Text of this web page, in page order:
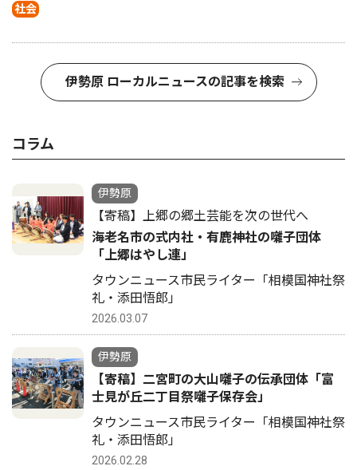
社会
伊勢原 ローカルニュースの記事を検索
コラム
伊勢原
【寄稿】上郷の郷土芸能を次の世代へ
海老名市の式内社・有鹿神社の囃子団体
「上郷はやし連」
タウンニュース市民ライター「相模国神社祭
礼・添田悟郎」
2026.03.07
伊勢原
【寄稿】二宮町の大山囃子の伝承団体「富
士見が丘二丁目祭囃子保存会」
タウンニュース市民ライター「相模国神社祭
礼・添田悟郎」
2026.02.28